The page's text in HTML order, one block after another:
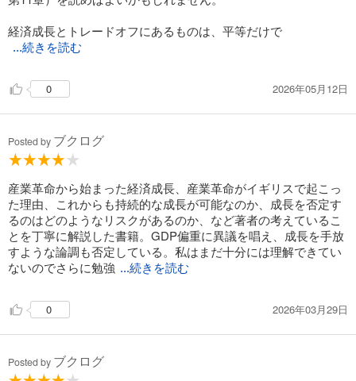
経済成長とトレードオフにあるものは、平等だけで
...続きを読む
0 2026年05月12日
Posted by ブクログ
産業革命から始まった経済成長、産業革命がイギリスで起こっ
た理由、これからも持続的な成長が可能なのか、成長を否定す
るのはどのようなリスクがあるのか、など著者の考えているこ
とを丁寧に解説した書籍。GDP偏重に異議を唱え、成長を手放
すような論調も否定している。私はまだ十分には理解できてい
ないのでさらに勉強 ...続きを読む
0 2026年03月29日
Posted by ブクログ